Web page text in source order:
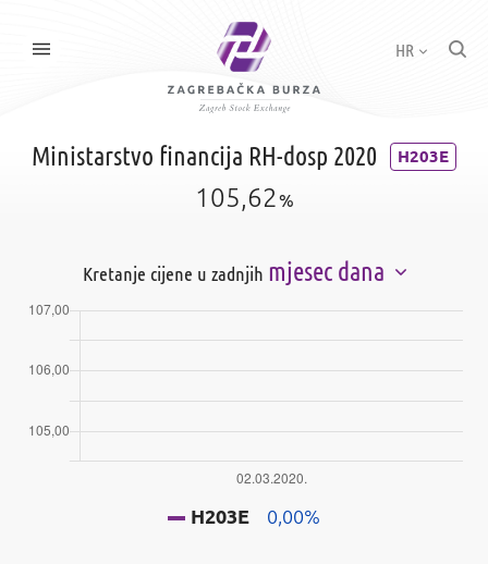
HR
Ministarstvo financija RH-dosp 2020 H203E
105,62%
Kretanje cijene u zadnjih mjesec dana
H203E 0,00%